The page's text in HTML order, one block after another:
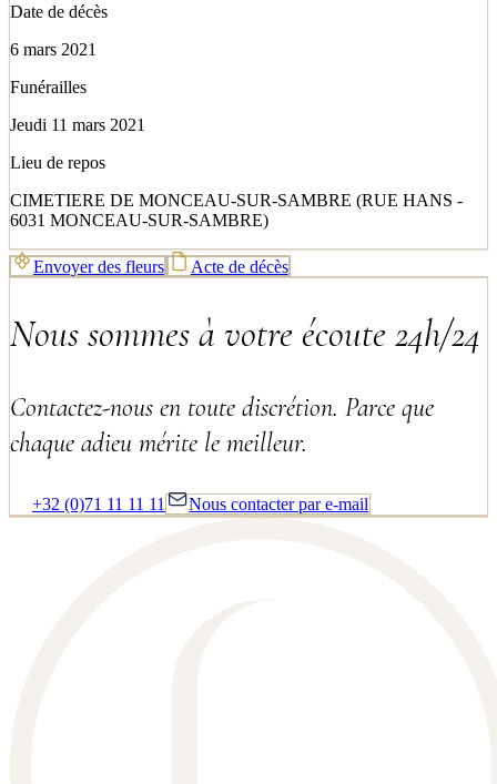
Date de décès
6 mars 2021
Funérailles
Jeudi 11 mars 2021
Lieu de repos
CIMETIERE DE MONCEAU-SUR-SAMBRE (RUE HANS -
6031 MONCEAU-SUR-SAMBRE)
Envoyer des fleurs Acte de décès
Nous sommes à votre écoute 24h/24
Contactez-nous en toute discrétion. Parce que
chaque adieu mérite le meilleur.
+32 (0)71 11 11 11 Nous contacter par e-mail